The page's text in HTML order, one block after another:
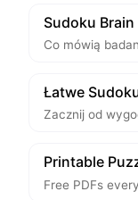
Sudoku
Co mówią
Łatwe
Zacznij od
Printable
Free PDFs